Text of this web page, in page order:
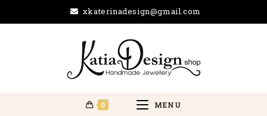
xkaterinadesign@gmail.com
0 MENU